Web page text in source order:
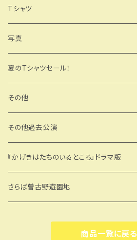
データ版
Tシャツ
写真
夏のTシャツセール！
その他
その他過去公演
『かげきはたちのいるところ』ドラマ版
さらば曽古野遊園地
商品一覧に戻る